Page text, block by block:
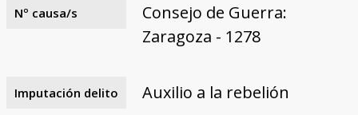
Nº causa/s
Consejo de Guerra:
Zaragoza - 1278
Imputación delito Auxilio a la rebelión